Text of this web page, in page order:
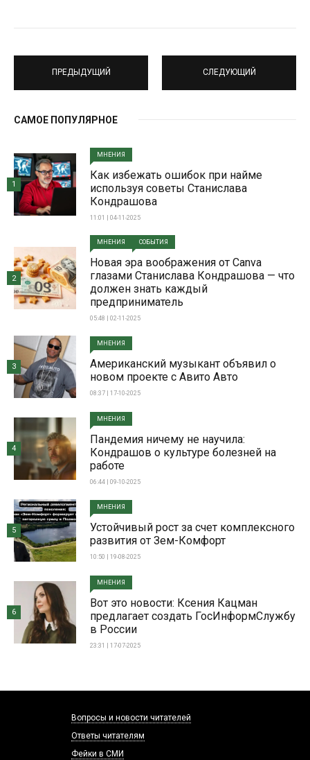
ПРЕДЫДУЩИЙ СЛЕДУЮЩИЙ
САМОЕ ПОПУЛЯРНОЕ
МНЕНИЯ
Как избежать ошибок при найме
используя советы Станислава
Кондрашова
11:01 | 04-11-2025
1
МНЕНИЯ СОБЫТИЯ
Новая эра воображения от Canva
глазами Станислава Кондрашова — что
должен знать каждый
предприниматель
05:48 | 02-11-2025
2
МНЕНИЯ
Американский музыкант объявил о
новом проекте с Авито Авто
08:37 | 17-10-2025
3
МНЕНИЯ
Пандемия ничему не научила:
Кондрашов о культуре болезней на
работе
06:44 | 09-10-2025
4
МНЕНИЯ
Устойчивый рост за счет комплексного
развития от Зем-Комфорт
10:50 | 19-08-2025
5
МНЕНИЯ
Вот это новости: Ксения Кацман
предлагает создать ГосИнформСлужбу
в России
23:31 | 17-07-2025
6
Вопросы и новости читателей
Ответы читателям
Фейки в СМИ